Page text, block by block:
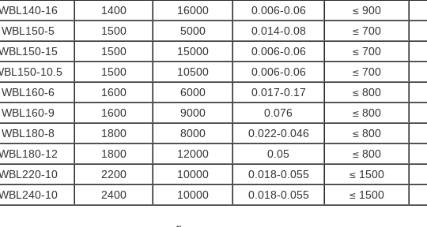
16
1400 16000 0.006-0.06 ≤ 900
WBL150-5
1500 5000 0.014-0.08 ≤ 700
15
1500 15000 0.006-0.06 ≤ 700
10.5
1500 10500 0.006-0.06 ≤ 700
WBL160-6
1600 6000 0.017-0.17 ≤ 800
WBL160-9
1600 9000 0.076 ≤ 800
WBL180-8
1800 8000 0.022-0.046 ≤ 800
12
1800 12000 0.05 ≤ 800
10
2200 10000 0.018-0.055 ≤ 1500
10
2400 10000 0.018-0.055 ≤ 1500